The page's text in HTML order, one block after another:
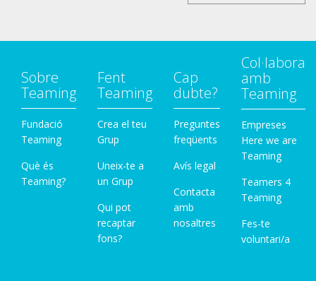
Sobre
Teaming
Fundació
Teaming
Què és
Teaming?
Fent
Teaming
Crea el teu
Grup
Uneix-te a
un Grup
Qui pot
recaptar
fons?
Cap
dubte?
Preguntes
freqüents
Avís legal
Contacta
amb
nosaltres
Col·labora
amb
Teaming
Empreses
Here we are
Teaming
Teamers 4
Teaming
Fes-te
voluntari/a